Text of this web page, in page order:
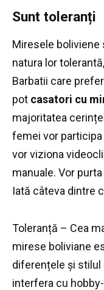
Sunt toleranți
Miresele
natura lor
Barbatii care
pot casatori cu
majoritatea
femei vor
vor viziona
manuale. Vor
Iată câteva dintre
Toleranță – Cea
mirese boliviane
diferențele și stilul
interfera cu